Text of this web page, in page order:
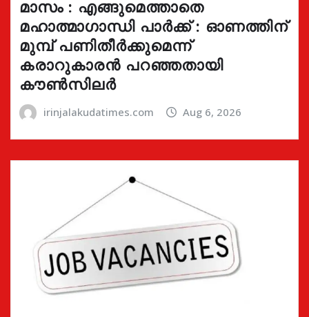
മാസം : എങ്ങുമെത്താതെ
മഹാത്മാഗാന്ധി പാർക്ക് : ഓണത്തിന്
മുമ്പ് പണിതീർക്കുമെന്ന്
കരാറുകാരൻ പറഞ്ഞതായി
കൗൺസിലർ
irinjalakudatimes.com Aug 6, 2026